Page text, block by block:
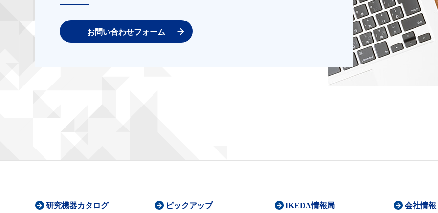
お問い合わせフォーム
研究機器カタログ ピックアップ IKEDA情報局 会社情報